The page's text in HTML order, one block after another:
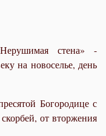
стена» -
на новоселье, день
Богородице с
от вторжения